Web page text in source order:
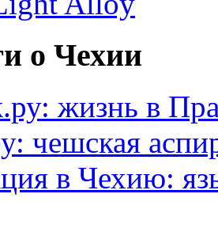
о Чехии
жизнь в
чешская
в Чехию: